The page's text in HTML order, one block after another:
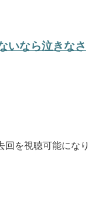
いなら泣きなさ
回を視聴可能になり